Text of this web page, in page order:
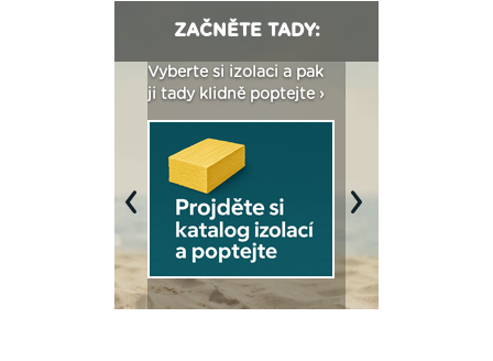
ZAČNĚTE TADY:
Vyberte si izolaci a pak
ji tady klidně poptejte ›
Previous Next